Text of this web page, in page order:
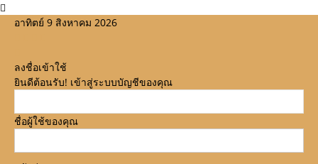
อาทิตย์ 9 สิงหาคม 2026
ลงชื่อเข้าใช้
ยินดีต้อนรับ! เข้าสู่ระบบบัญชีของคุณ
ชื่อผู้ใช้ของคุณ